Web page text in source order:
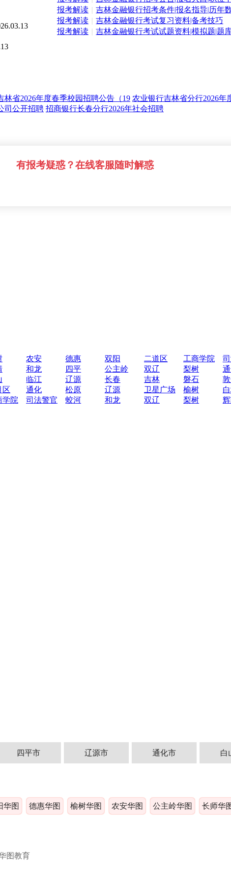
报考解读 | 吉林金融银行招考条件|报名指导|历年
报考解读 | 吉林金融银行考试复习资料|备考技巧
报考解读 | 吉林金融银行考试试题资料|模拟题|题
林省2026年度春季校园招聘公告（19 农业银行吉林省分行2026年
司公开招聘 招商银行长春分行2026年社会招聘
有报考疑惑？在线客服随时解惑
农安 德惠 双阳 二道区 工商学院
和龙 四平 公主岭 双辽 梨树
临江 辽源 长春 吉林 磐石
区 通化 松原 辽源 卫星广场 榆树
学院 司法警官 蛟河 和龙 双辽 梨树